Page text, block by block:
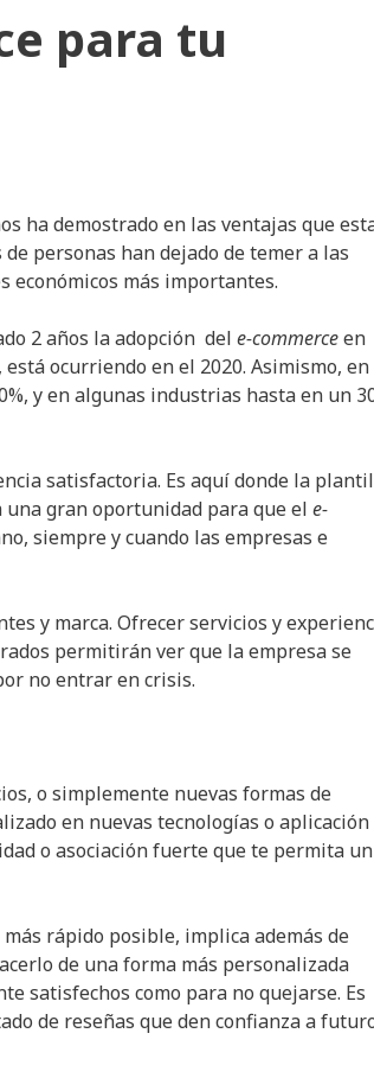
para tu
ha demostrado en las ventajas que
personas han dejado de temer a las
económicos más importantes.
2 años la adopción del e-commerceen
ocurriendo en el 2020. Asimismo, en
y en algunas industrias hasta en un
satisfactoria. Es aquí donde la
una gran oportunidad para que el e-
siempre y cuando las empresas e
y marca. Ofrecer servicios y
permitirán ver que la empresa se
no entrar en crisis.
o simplemente nuevas formas de
en nuevas tecnologías o aplicación
o asociación fuerte que te permita un
rápido posible, implica además de
de una forma más personalizada
satisfechos como para no quejarse. Es
de reseñas que den confianza a